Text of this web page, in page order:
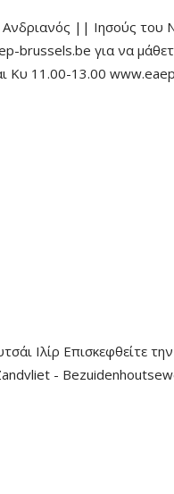
|| Ιησούς του
brussels.be για να
Κυ 11.00-13.00
Ιλίρ Επισκεφθείτε
-